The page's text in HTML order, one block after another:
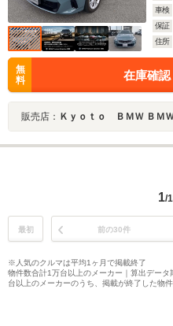
車検
保証
住所
無
料
在庫確
販売店： Ｋｙｏｔｏ ＢＭＷ ＢＭＷ Ｐｒ
1/
最初 前の30件
※人気のクルマは平均1ヶ月で掲載終了
物件数合計1万台以上のメーカー｜算出デー
台以上のメーカーのうち、掲載が終了した物